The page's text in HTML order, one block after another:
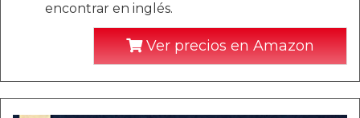
encontrar en inglés.
Ver precios en Amazon